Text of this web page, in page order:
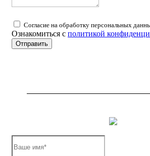
Согласие на обработку персональных
Ознакомиться с политикой